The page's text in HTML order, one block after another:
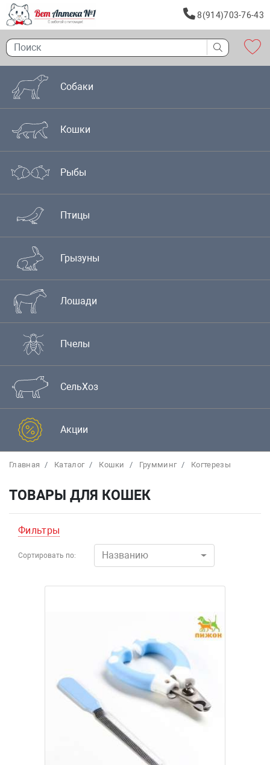
8(914)703-76-43
Собаки
Кошки
Рыбы
Птицы
Грызуны
Лошади
Пчелы
СельХоз
Акции
Главная Каталог Кошки Грумминг Когтерезы
ТОВАРЫ ДЛЯ КОШЕК
Фильтры
Сортировать по: Названию